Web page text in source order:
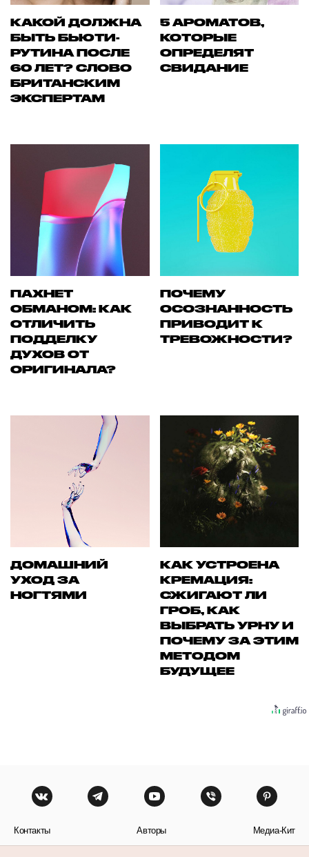
КАКОЙ ДОЛЖНА
БЫТЬ БЬЮТИ-
РУТИНА ПОСЛЕ
60 ЛЕТ? СЛОВО
БРИТАНСКИМ
ЭКСПЕРТАМ
5 АРОМАТОВ,
КОТОРЫЕ
ОПРЕДЕЛЯТ
СВИДАНИЕ
ПАХНЕТ
ОБМАНОМ: КАК
ОТЛИЧИТЬ
ПОДДЕЛКУ
ДУХОВ ОТ
ОРИГИНАЛА?
ПОЧЕМУ
ОСОЗНАННОСТЬ
ПРИВОДИТ К
ТРЕВОЖНОСТИ?
ДОМАШНИЙ
УХОД ЗА
НОГТЯМИ
КАК УСТРОЕНА
КРЕМАЦИЯ:
СЖИГАЮТ ЛИ
ГРОБ, КАК
ВЫБРАТЬ УРНУ И
ПОЧЕМУ ЗА ЭТИМ
МЕТОДОМ
БУДУЩЕЕ
Контакты Авторы Медиа-Кит